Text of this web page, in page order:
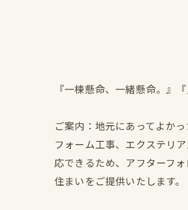
『一棟懸命、一緒懸命。』
ご案内：地元にあってよか
フォーム工事、エクステリ
応できるため、アフターフ
住まいをご提供いたします。